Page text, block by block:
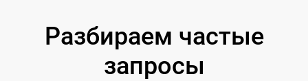
Разбираем частые
запросы